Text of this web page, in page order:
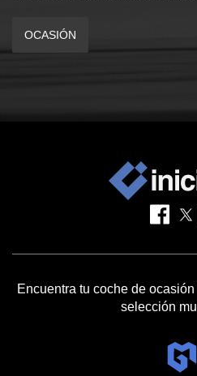
OCASIÓN
Encuentra tu coche de
selección